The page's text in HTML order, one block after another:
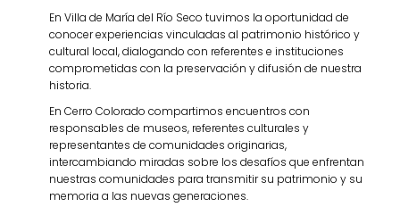
En Villa de María del Río Seco tuvimos la oportunidad de
conocer experiencias vinculadas al patrimonio histórico y
cultural local, dialogando con referentes e instituciones
comprometidas con la preservación y difusión de nuestra
historia.
En Cerro Colorado compartimos encuentros con
responsables de museos, referentes culturales y
representantes de comunidades originarias,
intercambiando miradas sobre los desafíos que enfrentan
nuestras comunidades para transmitir su patrimonio y su
memoria a las nuevas generaciones.